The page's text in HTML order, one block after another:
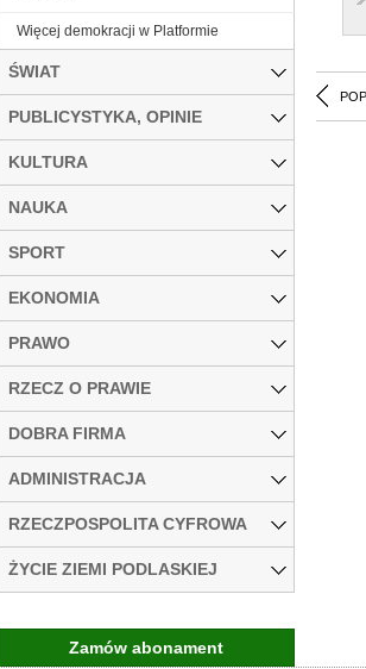
Więcej demokracji w Platformie
ŚWIAT
PUBLICYSTYKA, OPINIE
KULTURA
NAUKA
SPORT
EKONOMIA
PRAWO
RZECZ O PRAWIE
DOBRA FIRMA
ADMINISTRACJA
RZECZPOSPOLITA CYFROWA
ŻYCIE ZIEMI PODLASKIEJ
Zamów abonament